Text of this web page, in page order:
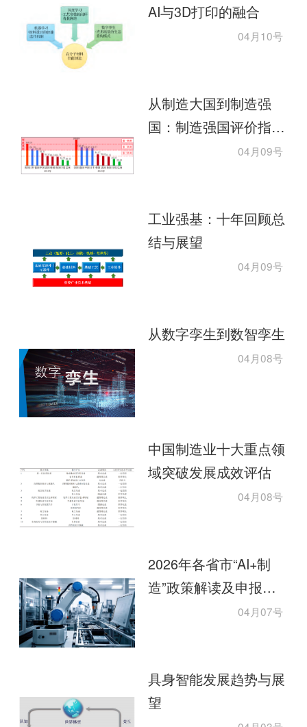
AI与3D打印的融合
04月10号
从制造大国到制造强
国：制造强国评价指标
体系研究及思考04月09号
工业强基：十年回顾总
结与展望
04月09号
从数字孪生到数智孪生
04月08号
中国制造业十大重点领
域突破发展成效评估
04月08号
2026年各省市“AI+制
造”政策解读及申报指
04月07号
具身智能发展趋势与展
望